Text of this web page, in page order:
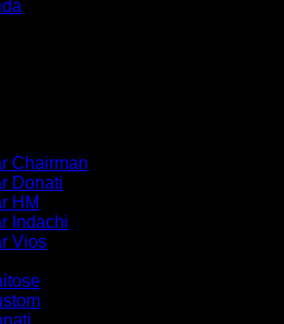
Chairman
Donati
HM
Indachi
Vios